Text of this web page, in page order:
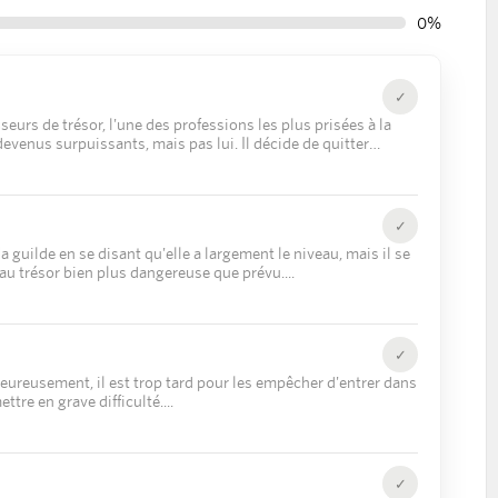
0%
✓
de trésor, l'une des professions les plus prisées à la
surpuissants, mais pas lui. Il décide de quitter
lui.
✓
guilde en se disant qu'elle a largement le niveau, mais il se
trésor bien plus dangereuse que prévu.
✓
il est trop tard pour les empêcher d'entrer dans
en grave difficulté.
✓